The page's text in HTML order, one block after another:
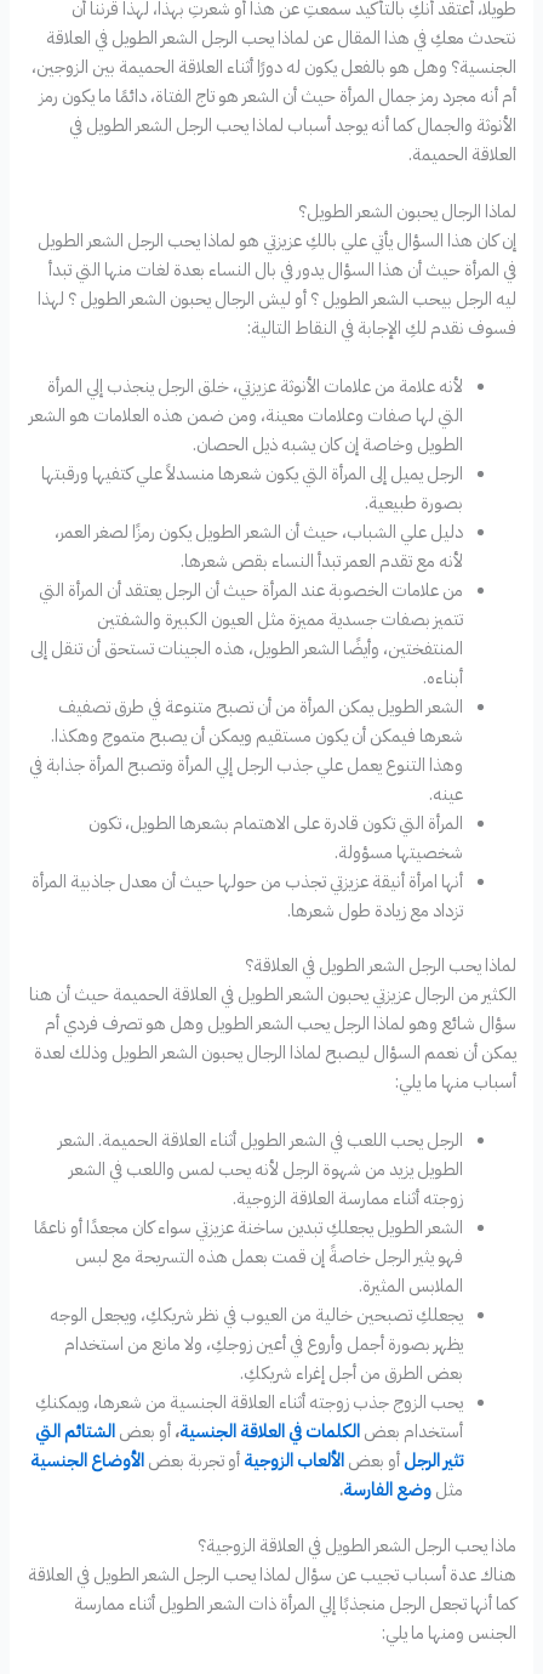
طويلًا، أعتقد أنكِ بالتأكيد سمعتِ عن هذا أو شعرتِ بهذا، لهذا قرننا أن
نتحدث معكِ في هذا المقال عن لماذا يحب الرجل الشعر الطويل في العلاقة
الجنسية؟ وهل هو بالفعل يكون له دورًا أثناء العلاقة الحميمة بين الزوجين،
أم أنه مجرد رمز جمال المرأة حيث أن الشعر هو تاج الفتاة، دائمًا ما يكون رمز
الأنوثة والجمال كما أنه يوجد أسباب لماذا يحب الرجل الشعر الطويل في
العلاقة الحميمة.
لماذا الرجال يحبون الشعر الطويل؟
إن كان هذا السؤال يأتي علي بالكِ عزيزتي هو لماذا يحب الرجل الشعر الطويل
في المرأة حيث أن هذا السؤال يدور في بال النساء بعدة لغات منها التي تبدأ
ليه الرجل بيحب الشعر الطويل ؟ أو ليش الرجال يحبون الشعر الطويل ؟ لهذا
فسوف نقدم لكِ الإجابة في النقاط التالية:
لأنه علامة من علامات الأنوثة عزيزتي، خلق الرجل ينجذب إلي المرأة
التي لها صفات وعلامات معينة، ومن ضمن هذه العلامات هو الشعر
الطويل وخاصة إن كان يشبه ذيل الحصان.
الرجل يميل إلى المرأة التي يكون شعرها منسدلاً علي كتفيها ورقبتها
بصورة طبيعية.
دليل علي الشباب، حيث أن الشعر الطويل يكون رمزًا لصغر العمر،
لأنه مع تقدم العمر تبدأ النساء بقص شعرها.
من علامات الخصوبة عند المرأة حيث أن الرجل يعتقد أن المرأة التي
تتميز بصفات جسدية مميزة مثل العيون الكبيرة والشفتين
المنتفختين، وأيضًا الشعر الطويل، هذه الجينات تستحق أن تنقل إلى
أبناءه.
الشعر الطويل يمكن المرأة من أن تصبح متنوعة في طرق تصفيف
شعرها فيمكن أن يكون مستقيم ويمكن أن يصبح متموج وهكذا.
وهذا التنوع يعمل علي جذب الرجل إلي المرأة وتصبح المرأة جذابة في
عينه.
المرأة التي تكون قادرة على الاهتمام بشعرها الطويل، تكون
شخصيتها مسؤولة.
أنها امرأة أنيقة عزيزتي تجذب من حولها حيث أن معدل جاذبية المرأة
تزداد مع زيادة طول شعرها.
لماذا يحب الرجل الشعر الطويل في العلاقة؟
الكثير من الرجال عزيزتي يحبون الشعر الطويل في العلاقة الحميمة حيث أن هنا
سؤال شائع وهو لماذا الرجل يحب الشعر الطويل وهل هو تصرف فردي أم
يمكن أن نعمم السؤال ليصبح لماذا الرجال يحبون الشعر الطويل وذلك لعدة
أسباب منها ما يلي:
الرجل يحب اللعب في الشعر الطويل أثناء العلاقة الحميمة. الشعر
الطويل يزيد من شهوة الرجل لأنه يحب لمس واللعب في الشعر
زوجته أثناء ممارسة العلاقة الزوجية.
الشعر الطويل يجعلكِ تبدين ساخنة عزيزتي سواء كان مجعدًا أو ناعمًا
فهو يثير الرجل خاصةً إن قمت بعمل هذه التسريحة مع لبس
الملابس المثيرة.
يجعلكِ تصبحين خالية من العيوب في نظر شريككِ، ويجعل الوجه
يظهر بصورة أجمل وأروع في أعين زوجكِ، ولا مانع من استخدام
بعض الطرق من أجل إغراء شريككِ.
يحب الزوج جذب زوجته أثناء العلاقة الجنسية من شعرها، ويمكنكِ
أستخدام بعضالكلمات في العلاقة الجنسية،أو بعضالشتائم التي
تثير الرجلأو بعضالألعاب الزوجيةأو تجربة بعضالأوضاع الجنسية
مثلوضع الفارسة.
ماذا يحب الرجل الشعر الطويل في العلاقة الزوجية؟
هناك عدة أسباب تجيب عن سؤال لماذا يحب الرجل الشعر الطويل في العلاقة
كما أنها تجعل الرجل منجذبًا إلي المرأة ذات الشعر الطويل أثناء ممارسة
الجنس ومنها ما يلي: